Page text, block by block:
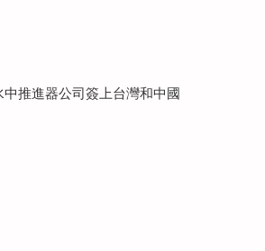
推進器公司簽上台灣和中國